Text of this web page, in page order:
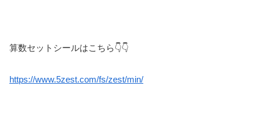
算数セットシールはこちら👇👇
https://www.5zest.com/fs/zest/min/